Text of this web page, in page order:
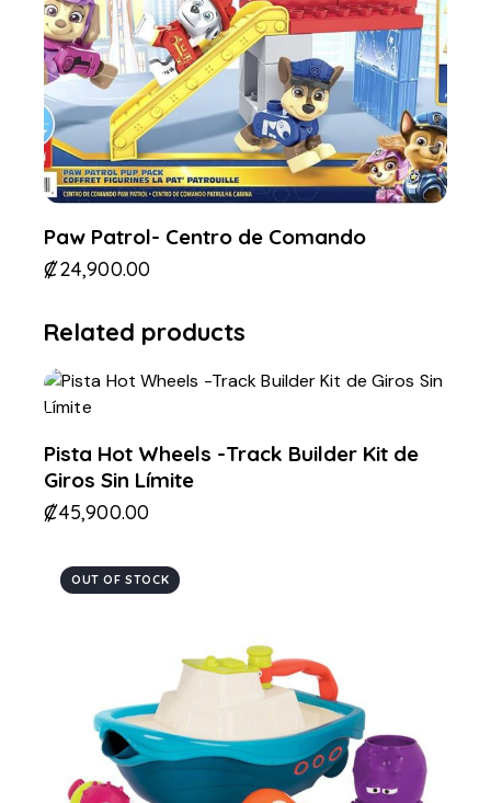
Paw Patrol- Centro de Comando
₡24,900.00
Related products
Pista Hot Wheels -Track Builder Kit de
Giros Sin Límite
₡45,900.00
OUT OF STOCK